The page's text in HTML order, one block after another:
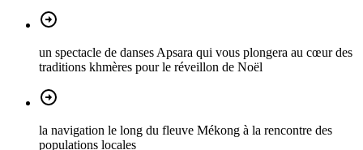
un spectacle de danses Apsara qui vous plongera au cœur des
traditions khmères pour le réveillon de Noël
la navigation le long du fleuve Mékong à la rencontre des
populations locales